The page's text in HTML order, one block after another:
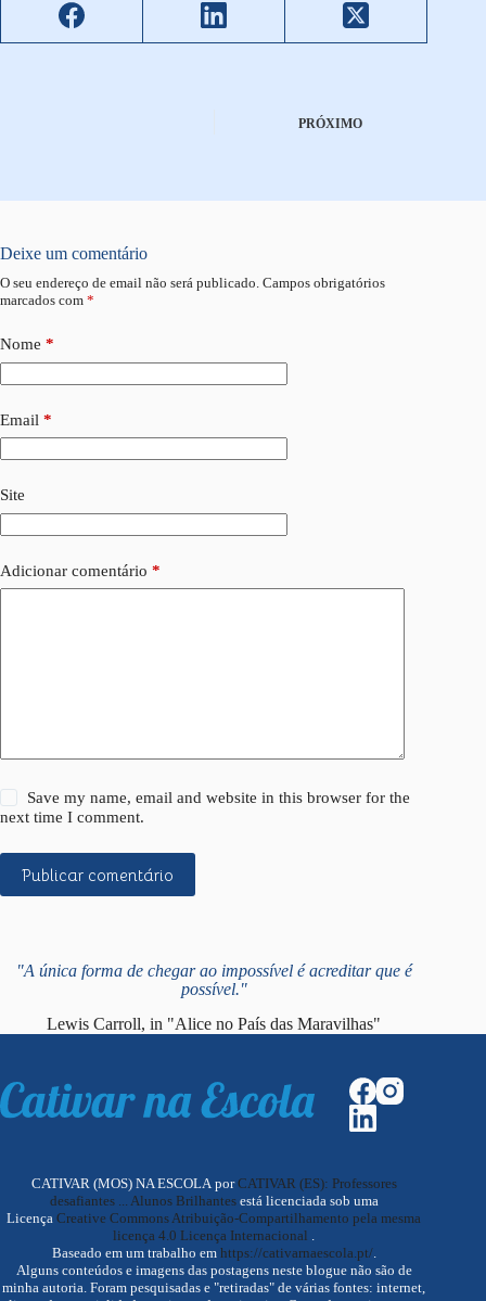
PRÓXIMO
Deixe um comentário
O seu endereço de email não será publicado. Campos obrigatórios
marcados com *
Nome *
Email *
Site
Adicionar comentário *
Save my name, email and website in this browser for the
next time I comment.
Publicar comentário
"A única forma de chegar ao impossível é acreditar que é
possível."
Lewis Carroll, in "Alice no País das Maravilhas"
CATIVAR (MOS) NA ESCOLA porCATIVAR (ES): Professores
desafiantes ... Alunos Brilhantesestá licenciada sob uma
LicençaCreative Commons Atribuição-Compartilhamento pela mesma
licença 4.0 Licença Internacional .
Baseado em um trabalho em https://cativarnaescola.pt/.
Alguns conteúdos e imagens das postagens neste blogue não são de
minha autoria. Foram pesquisadas e "retiradas" de várias fontes: internet,